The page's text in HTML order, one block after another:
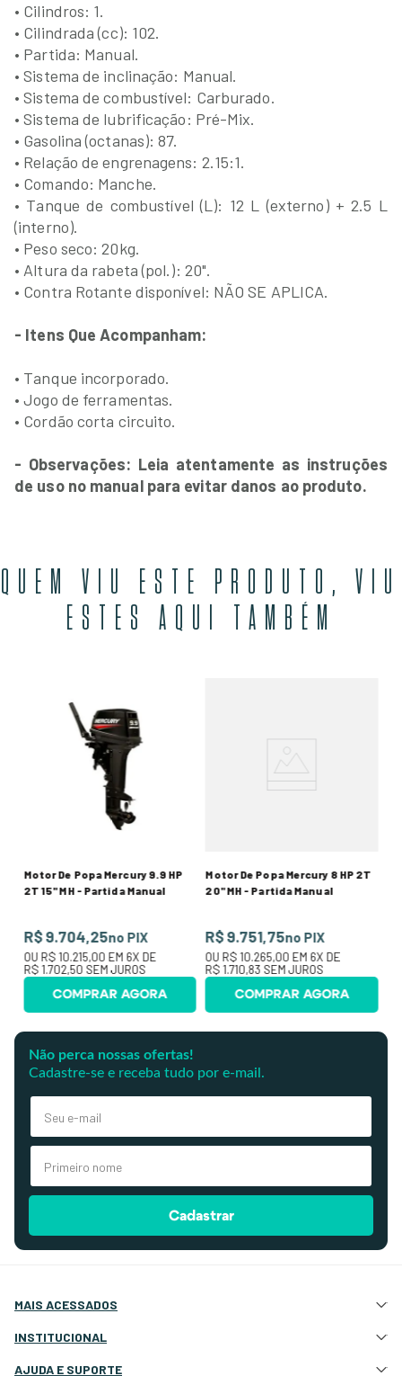
• Cilindros: 1.
• Cilindrada (cc): 102.
• Partida: Manual.
• Sistema de inclinação: Manual.
• Sistema de combustível: Carburado.
• Sistema de lubrificação: Pré-Mix.
• Gasolina (octanas): 87.
• Relação de engrenagens: 2.15:1.
• Comando: Manche.
• Tanque de combustível (L): 12 L (externo) + 2.5 L
(interno).
• Peso seco: 20kg.
• Altura da rabeta (pol.): 20".
• Contra Rotante disponível: NÃO SE APLICA.
- Itens Que Acompanham:
• Tanque incorporado.
• Jogo de ferramentas.
• Cordão corta circuito.
- Observações: Leia atentamente as instruções
de uso no manual para evitar danos ao produto.
QUEM VIU ESTE PRODUTO, VIU
ESTES AQUI TAMBÉM
Motor De Popa Mercury 9.9 HP
2T 15" MH - Partida Manual
R$ 9.704,25no PIX
OU R$ 10.215,00 EM 6X DE
R$ 1.702,50 SEM JUROS
COMPRAR AGORA
Motor De Popa Mercury 8 HP 2T
20" MH - Partida Manual
R$ 9.751,75no PIX
OU R$ 10.265,00 EM 6X DE
R$ 1.710,83 SEM JUROS
COMPRAR AGORA
Não perca nossas ofertas!
Cadastre-se e receba tudo por e-mail.
Cadastrar
MAIS ACESSADOS
Atração e Ancoragem
INSTITUCIONAL
Quem Somos
AJUDA E SUPORTE